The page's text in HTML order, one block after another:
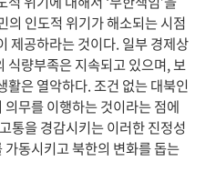
의 인도적 위기가 해소되는 시점
제공하라는 것이다. 일부 경제상
식량부족은 지속되고 있으며, 보
활은 열악하다. 조건 없는 대북인
무를 이행하는 것이라는 점에
통을 경감시키는 이러한 진정성
동시키고 북한의 변화를 돕는